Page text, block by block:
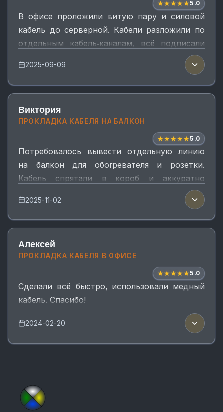
★★★★★5.0
В офисе проложили витую пару и силовой
кабель до серверной. Кабели разложили по
отдельным кабель‑каналам, всё подписали
по линиям. Интернет и питание теперь
работают стабильно.
2025-09-09
Виктория
ПРОКЛАДКА КАБЕЛЯ НА БАЛКОН
★★★★★5.0
Потребовалось вывести отдельную линию
на балкон для обогревателя и розетки.
Кабель спрятали в короб и аккуратно
прошли через стену. Всё выглядит
аккуратно, розетка установлена с
заземлением.
2025-11-02
Алексей
ПРОКЛАДКА КАБЕЛЯ В ОФИСЕ
★★★★★5.0
Сделали всё быстро, использовали медный
кабель. Спасибо!
2024-02-20